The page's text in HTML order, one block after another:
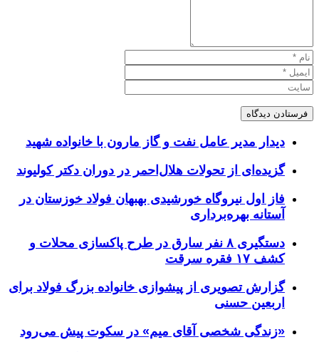
دیدار مدیر عامل نفت و گاز مارون با خانواده شهید
گزیده‌ای از تحولات هلال‌احمر در دوران دکتر کولیوند
فاز اول نیروگاه خورشیدی بهبهان فولاد خوزستان در
آستانه بهره‌برداری
دستگیری ۸ نفر سارق در طرح پاکسازی محلات و
کشف ۱۷ فقره سرقت
گزارش تصویری از پیشوازی خانواده بزرگ فولاد برای
اربعین حسنی
«زندگی شخصی آقای میم» در سکوت پیش می‌رود